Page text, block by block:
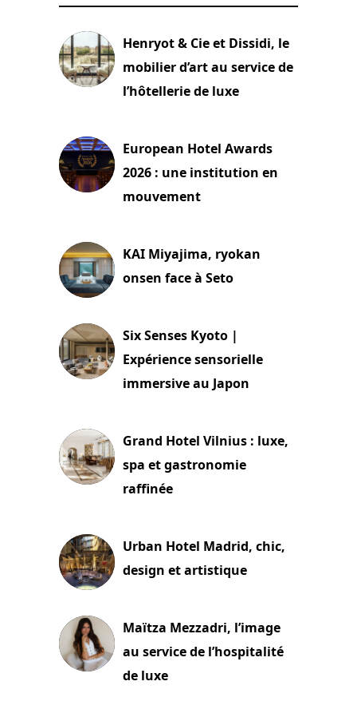
Henryot & Cie et Dissidi, le
mobilier d’art au service de
l’hôtellerie de luxe
European Hotel Awards
2026 : une institution en
mouvement
KAI Miyajima, ryokan
onsen face à Seto
Six Senses Kyoto |
Expérience sensorielle
immersive au Japon
Grand Hotel Vilnius : luxe,
spa et gastronomie
raffinée
Urban Hotel Madrid, chic,
design et artistique
Maïtza Mezzadri, l’image
au service de l’hospitalité
de luxe